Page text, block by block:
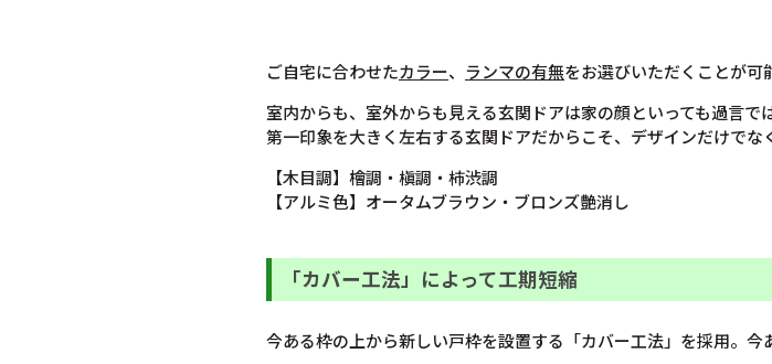
ご自宅に合わせたカラー、 ランマの有無をお選びいただくことが可
室内からも、室外からも見える玄関ドアは家の顔といっても過言で
第一印象を大きく左右する玄関ドアだからこそ、デザインだけでな
【木目調】檜調・槇調・柿渋調
【アルミ色】オータムブラウン・ブロンズ艶消し
「カバー工法」によって工期短縮
今ある枠の上から新しい戸枠を設置する「カバー工法」を採用。今